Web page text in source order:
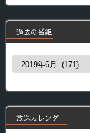
過去の番組
過
組
放送カレンダー